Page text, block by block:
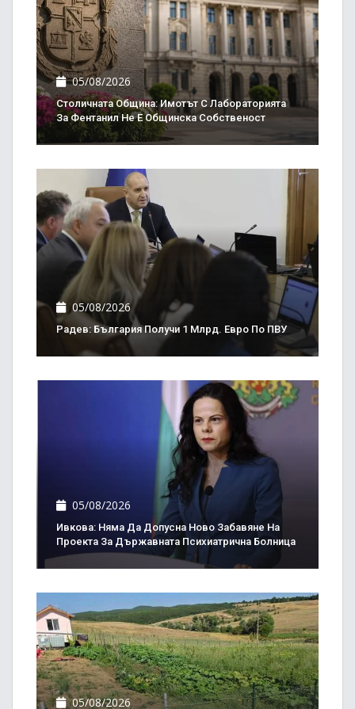
05/08/2026
Столичната Община: Имотът С Лабораторията
За Фентанил Не Е Общинска Собственост
05/08/2026
Радев: България Получи 1 Млрд. Евро По ПВУ
05/08/2026
Ивкова: Няма Да Допусна Ново Забавяне На
Проекта За Държавната Психиатрична Болница
05/08/2026